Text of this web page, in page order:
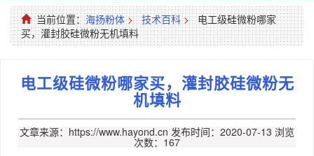
当前位置：海扬粉体 > 技术百科 > ​电工级硅微粉哪家
买，灌封胶硅微粉无机填料
​电工级硅微粉哪家买，灌封胶硅微粉无
机填料
文章来源：https://www.hayond.cn 发布时间：2020-07-13 浏览
次数：167